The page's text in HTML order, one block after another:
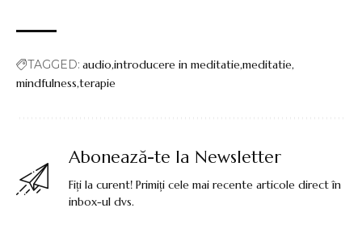
TAGGED: audio introducere in meditatiemeditatie
mindfulness terapie
Abonează-te la Newsletter
Fiți la curent! Primiți cele mai recente articole direct în
inbox-ul dvs.